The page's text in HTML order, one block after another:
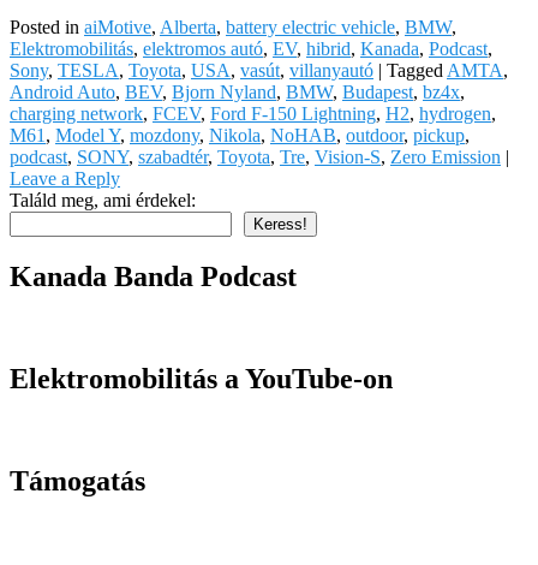
Posted in aiMotive, Alberta, battery electric vehicle, BMW,
Elektromobilitás, elektromos autó, EV, hibrid, Kanada, Podcast,
Sony, TESLA, Toyota, USA, vasút, villanyautó | Tagged AMTA,
Android Auto, BEV, Bjorn Nyland, BMW, Budapest, bz4x,
charging network, FCEV, Ford F-150 Lightning, H2, hydrogen,
M61 , Model Y, mozdony, Nikola, NoHAB, outdoor, pickup,
podcast, SONY, szabadtér, Toyota, Tre, Vision-S, Zero Emission |
Leave a Reply
Találd meg, ami érdekel:
Keress!
Kanada Banda Podcast
Elektromobilitás a YouTube-on
Támogatás